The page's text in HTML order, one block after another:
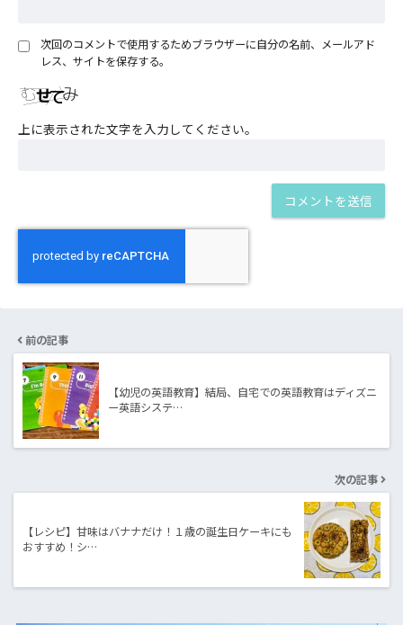
次回のコメントで使用するためブラウザーに自分の名前、メールアド
レス、サイトを保存する。
上に表示された文字を入力してください。
前の記事
【幼児の英語教育】結局、自宅での英語教育はディズニ
ー英語システ…
次の記事
【レシピ】甘味はバナナだけ！１歳の誕生日ケーキにも
おすすめ！シ…